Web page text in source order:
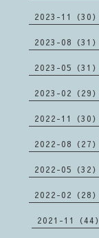
2023-11（30）
2023-08（31）
2023-05（31）
2023-02（29）
2022-11（30）
2022-08（27）
2022-05（32）
2022-02（28）
2021-11（44）